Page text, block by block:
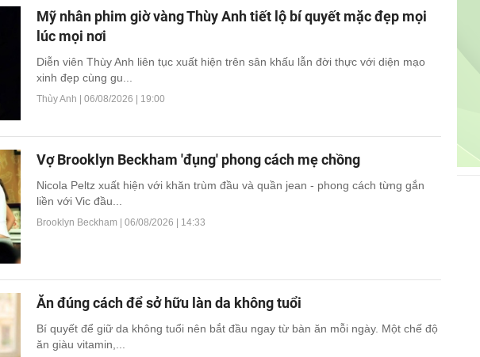
Mỹ nhân phim giờ vàng Thùy Anh tiết lộ bí quyết mặc đẹp mọi
lúc mọi nơi
Diễn viên Thùy Anh liên tục xuất hiện trên sân khấu lẫn đời thực với diện mạo
xinh đẹp cùng gu...
Thùy Anh | 06/08/2026 | 19:00
Vợ Brooklyn Beckham 'đụng' phong cách mẹ chồng
Nicola Peltz xuất hiện với khăn trùm đầu và quần jean - phong cách từng gắn
liền với Vic đầu...
Brooklyn Beckham | 06/08/2026 | 14:33
Ăn đúng cách để sở hữu làn da không tuổi
Bí quyết để giữ da không tuổi nên bắt đầu ngay từ bàn ăn mỗi ngày. Một chế độ
ăn giàu vitamin,...